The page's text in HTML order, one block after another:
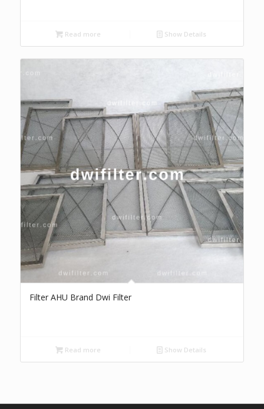
Read more Show Details
Filter AHU Brand Dwi Filter
Read more Show Details